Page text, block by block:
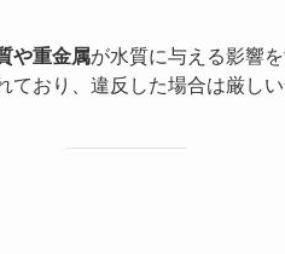
や重金属が水質に与える影響
おり、違反した場合は厳しい